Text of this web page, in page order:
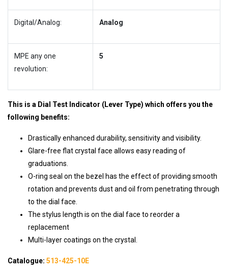
Digital/Analog: Analog
MPE any one
revolution:
5
This is a Dial Test Indicator (Lever Type) which offers you the
following benefits:
Drastically enhanced durability, sensitivity and visibility.
Glare-free flat crystal face allows easy reading of
graduations.
O-ring seal on the bezel has the effect of providing smooth
rotation and prevents dust and oil from penetrating through
to the dial face.
The stylus length is on the dial face to reorder a
replacement
Multi-layer coatings on the crystal.
Catalogue: 513-425-10E